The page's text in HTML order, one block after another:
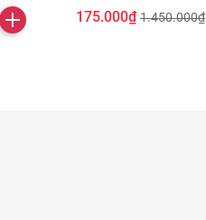
175.000₫ 1.450.000₫